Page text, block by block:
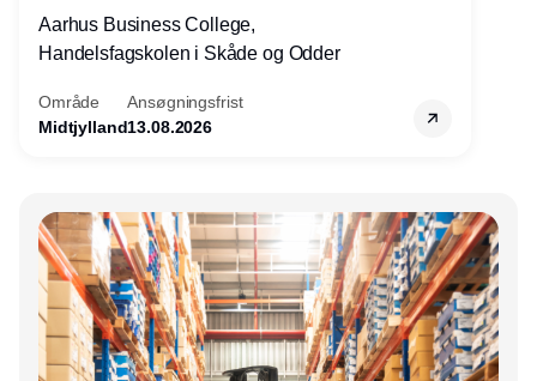
Aarhus Business College,
Handelsfagskolen i Skåde og Odder
Område
Midtjylland
Ansøgningsfrist
13.08.2026
Annonce